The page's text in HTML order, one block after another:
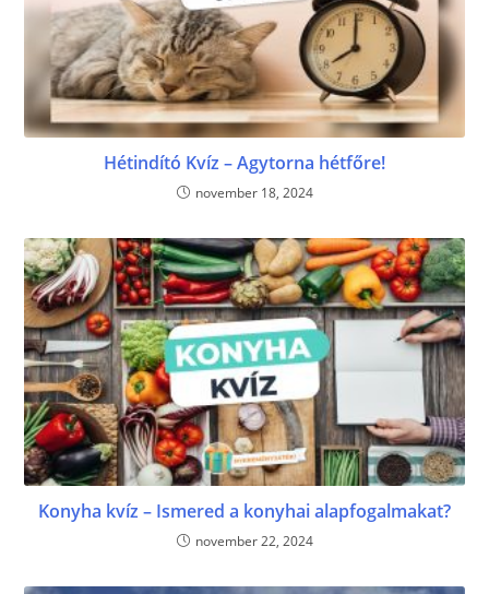
Hétindító Kvíz – Agytorna hétfőre!
november 18, 2024
Konyha kvíz – Ismered a konyhai alapfogalmakat?
november 22, 2024